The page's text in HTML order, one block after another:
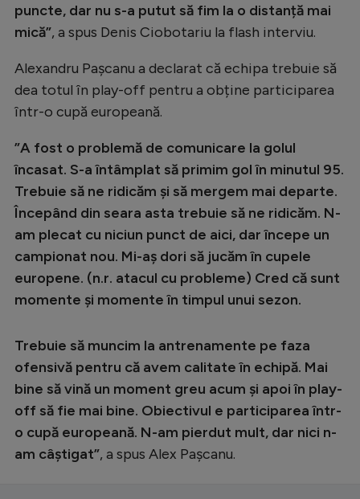
Gimnastică
Rugby
Ciclism
JO 2024
JO 2026
Intră în cont
puncte, dar nu s-a putut să fim la o distanță mai
mică”, a spus Denis Ciobotariu la flash interviu.
Alexandru Pașcanu a declarat că echipa trebuie să
dea totul în play-off pentru a obține participarea
într-o cupă europeană.
”A fost o problemă de comunicare la golul
încasat. S-a întâmplat să primim gol în minutul 95.
Trebuie să ne ridicăm și să mergem mai departe.
Începând din seara asta trebuie să ne ridicăm. N-
am plecat cu niciun punct de aici, dar începe un
campionat nou. Mi-aș dori să jucăm în cupele
europene. (n.r. atacul cu probleme) Cred că sunt
momente și momente în timpul unui sezon.
Trebuie să muncim la antrenamente pe faza
ofensivă pentru că avem calitate în echipă. Mai
bine să vină un moment greu acum și apoi în play-
off să fie mai bine. Obiectivul e participarea într-
o cupă europeană. N-am pierdut mult, dar nici n-
am câștigat”, a spus Alex Pașcanu.